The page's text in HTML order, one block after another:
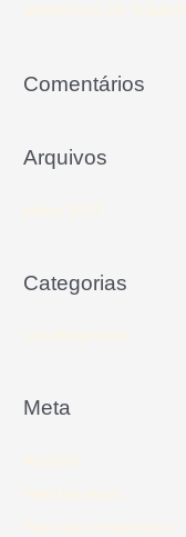
APERITIVO DE TOMATE
Comentários
Arquivos
junho 2021
Categorias
Uncategorized
Meta
Acessar
Feed de posts
Feed de comentários